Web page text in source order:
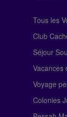
Tous les
Club
Séjour
Vacances
Voyage
Colonies